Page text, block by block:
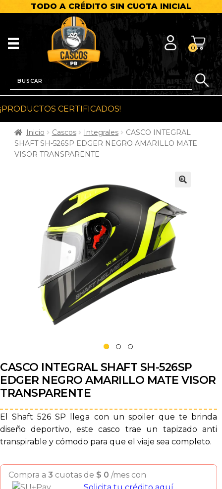
TODO A CRÉDITO SIN CUOTA INICIAL
0
¡PRODUCTOS CERTIFICADOS!
Inicio Cascos Integrales
CASCO INTEGRAL
SHAFT SH-526SP EDGER NEGRO AMARILLO MATE
VISOR TRANSPARENTE
CASCO INTEGRAL SHAFT SH-526SP
EDGER NEGRO AMARILLO MATE VISOR
TRANSPARENTE
El Shaft 526 SP llega con un spoiler que te brinda
diseño deportivo, este casco trae un tapizado anti
transpirable y cómodo para que el viaje sea completo.
Compra a 3 cuotas de $ 0 /mes con